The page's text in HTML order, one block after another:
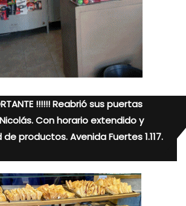
!!!!!! Reabrió sus puertas
Con horario extendido y
productos. Avenida Fuertes 1.117.